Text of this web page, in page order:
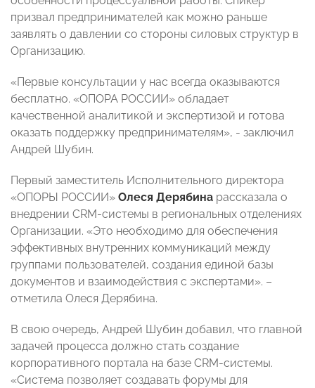
призвал предпринимателей как можно раньше
заявлять о давлении со стороны силовых структур в
Организацию.
«Первые консультации у нас всегда оказываются
бесплатно. «ОПОРА РОССИИ» обладает
качественной аналитикой и экспертизой и готова
оказать поддержку предпринимателям», - заключил
Андрей Шубин.
Первый заместитель Исполнительного директора
«ОПОРЫ РОССИИ» Олеся Дерябина рассказала о
внедрении CRM-системы в региональных отделениях
Организации. «Это необходимо для обеспечения
эффективных внутренних коммуникаций между
группами пользователей, создания единой базы
документов и взаимодействия с экспертами». –
отметила Олеся Дерябина.
В свою очередь, Андрей Шубин добавил, что главной
задачей процесса должно стать создание
корпоративного портала на базе CRM-системы.
«Система позволяет создавать форумы для